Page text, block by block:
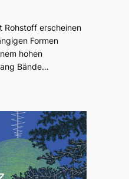
Rohstoff erscheinen
Formen
hohen
Bände…